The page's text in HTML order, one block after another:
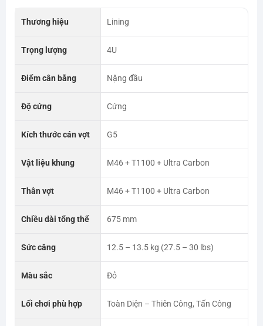
Thương hiệu Lining
Trọng lượng 4U
Điểm cân bằng Nặng đầu
Độ cứng Cứng
Kích thước cán vợt G5
Vật liệu khung M46 + T1100 + Ultra Carbon
Thân vợt M46 + T1100 + Ultra Carbon
Chiều dài tổng thể 675 mm
Sức căng 12.5 – 13.5 kg (27.5 – 30 lbs)
Màu sắc Đỏ
Lối chơi phù hợp Toàn Diện – Thiên Công, Tấn Công